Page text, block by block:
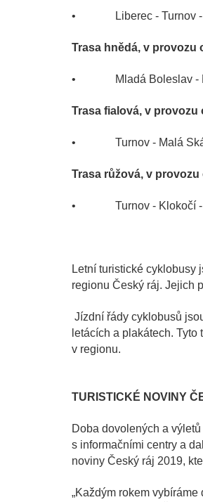
• Liberec - Turnov -
Trasa hnědá, v provozu
• Mladá Boleslav -
Trasa fialová, v provozu
• Turnov - Malá
Trasa růžová, v provozu
• Turnov - Klokočí -
Letní turistické cyklobusy
regionu Český ráj. Jejich
Jízdní řády cyklobusů
letácích a plakátech.
v regionu.
TURISTICKÉ NOVINY
Doba dovolených a
s informačními centry a
noviny Český ráj 2019,
„Každým rokem